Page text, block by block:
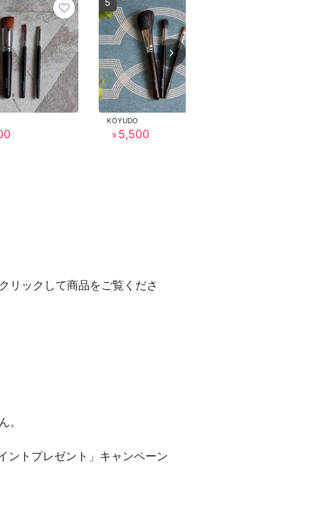
KOYUDO
￥ 5,500
リックして商品をご覧くださ
。
ントプレゼント」キャンペーン